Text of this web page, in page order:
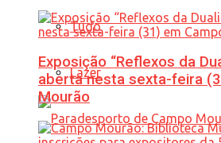
Tudo
Lazer
Exposição “Reflexos da
aberta nesta sexta-feira
Mourão